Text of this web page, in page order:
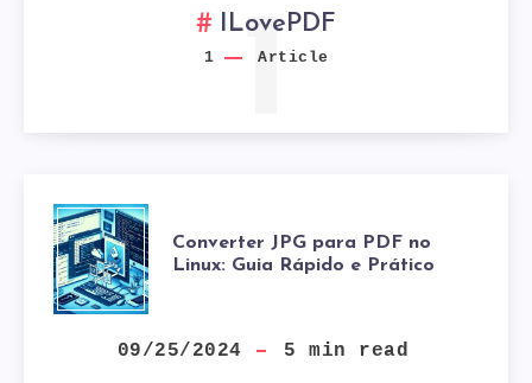
ILovePDF
1 Article
1
CONVERTER
JPG
PARA
Converter JPG para PDF no
Linux: Guia Rápido e Prático
09/25/2024 5 min read